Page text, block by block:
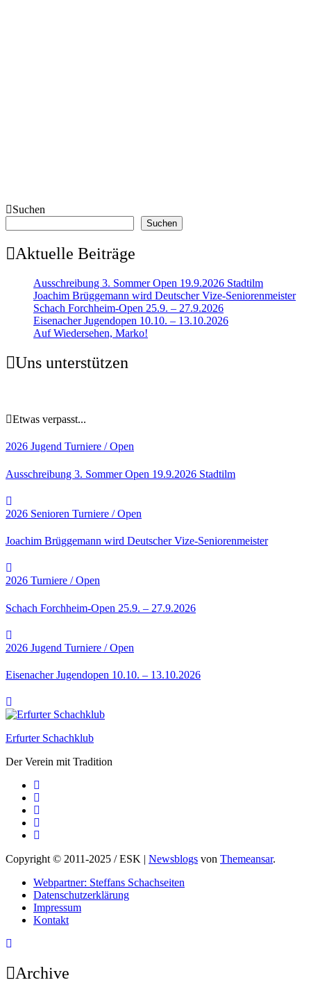
Suchen
Suchen
Aktuelle Beiträge
Ausschreibung 3. Sommer Open 19.9.2026 Stadtilm
Joachim Brüggemann wird Deutscher Vize-Seniorenmeister
Schach Forchheim-Open 25.9. – 27.9.2026
Eisenacher Jugendopen 10.10. – 13.10.2026
Auf Wiedersehen, Marko!
Uns unterstützen
Etwas verpasst...
2026 Jugend Turniere / Open
Ausschreibung 3. Sommer Open 19.9.2026 Stadtilm
2026 Senioren Turniere / Open
Joachim Brüggemann wird Deutscher Vize-Seniorenmeister
2026 Turniere / Open
Schach Forchheim-Open 25.9. – 27.9.2026
2026 Jugend Turniere / Open
Eisenacher Jugendopen 10.10. – 13.10.2026
Erfurter Schachklub
Der Verein mit Tradition
Copyright © 2011-2025 / ESK Newsblogs von Themeansar.
Webpartner: Steffans Schachseiten
Datenschutzerklärung
Impressum
Kontakt
Archive